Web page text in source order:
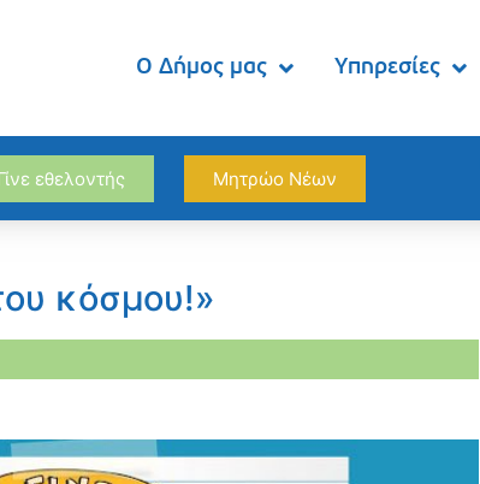
Ο Δήμος μας Υπηρεσίες
εθελοντής Μητρώο Νέων
κόσμου!»